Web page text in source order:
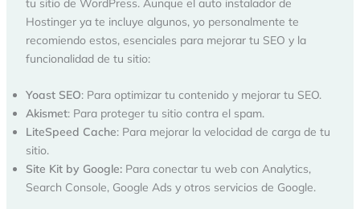
tu sitio de WordPress. Aunque el auto instalador de
Hostinger ya te incluye algunos, yo personalmente te
recomiendo estos, esenciales para mejorar tu SEO y la
funcionalidad de tu sitio:
Yoast SEO: Para optimizar tu contenido y mejorar tu SEO.
Akismet: Para proteger tu sitio contra el spam.
LiteSpeed Cache: Para mejorar la velocidad de carga de tu
sitio.
Site Kit by Google: Para conectar tu web con Analytics,
Search Console, Google Ads y otros servicios de Google.